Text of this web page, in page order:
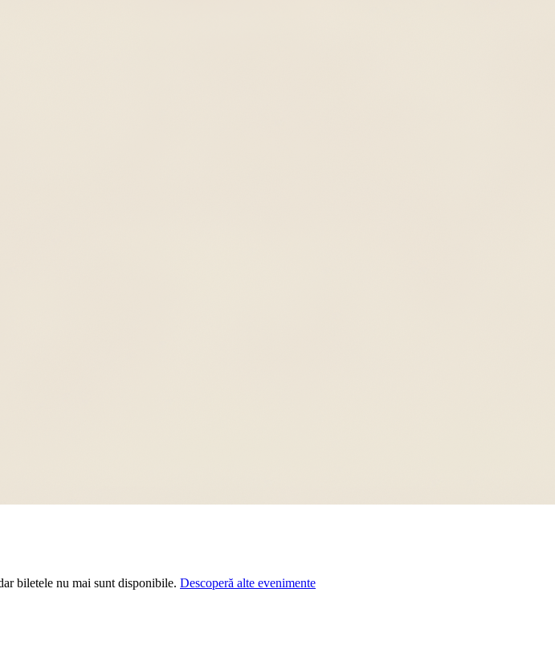
biletele nu mai sunt disponibile. Descoperă alte evenimente